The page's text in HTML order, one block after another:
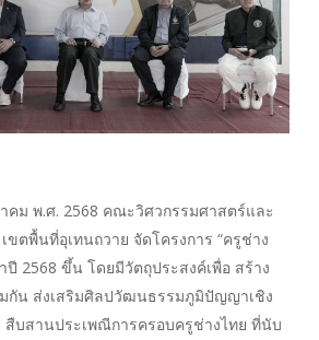
คม พ.ศ. 2568 คณะวิศวกรรมศาสตร์และ
ขตพื้นที่อุเทนถวาย จัดโครงการ “ครูช่าง
ปี 2568 ขึ้น โดยมีวัตถุประสงค์เพื่อ สร้าง
กัน ส่งเสริมศิลปวัฒนธรรมภูมิปัญญาเชิง
บสานประเพณีการครอบครูช่างไทย ที่นับ